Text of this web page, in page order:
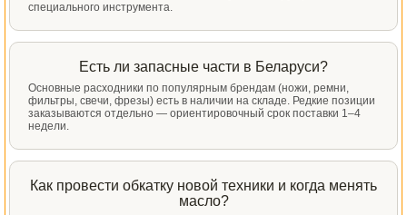
специального инструмента.
Есть ли запасные части в Беларуси?
Основные расходники по популярным брендам (ножи, ремни,
фильтры, свечи, фрезы) есть в наличии на складе. Редкие позиции
заказываются отдельно — ориентировочный срок поставки 1–4
недели.
Как провести обкатку новой техники и когда менять
масло?